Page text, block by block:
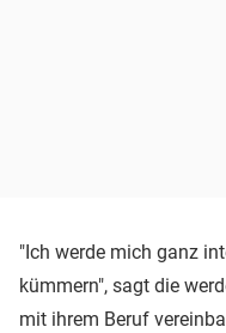
"Ich werde mich ganz
kümmern", sagt die
mit ihrem Beruf